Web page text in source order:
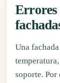
Errores
Una
soporte. Por